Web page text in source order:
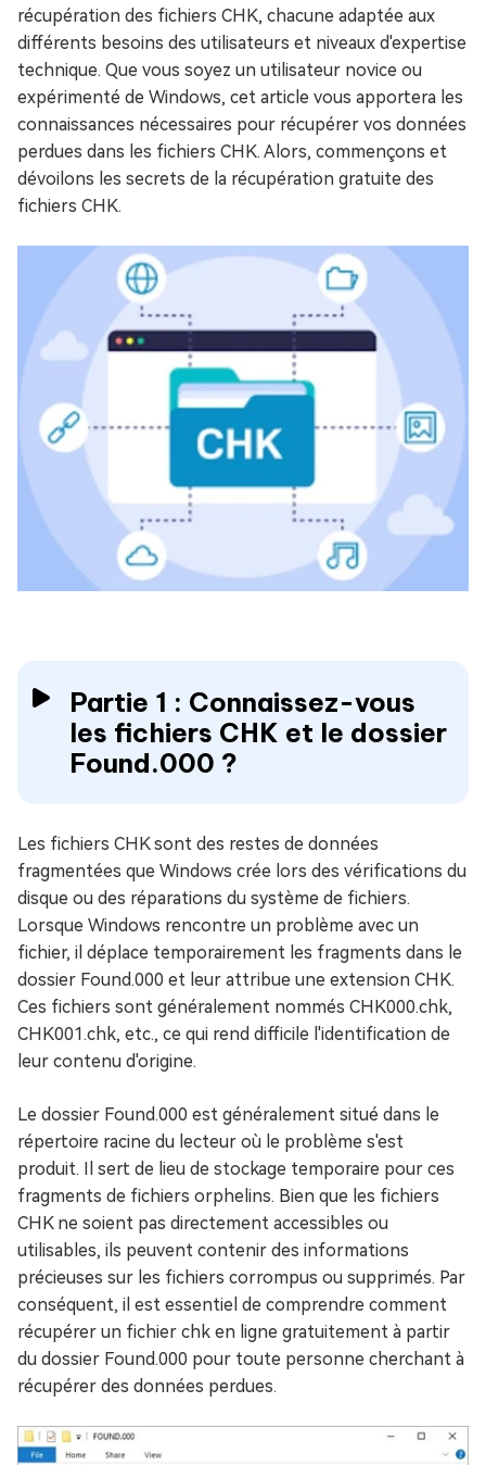
récupération des fichiers CHK, chacune adaptée aux
différents besoins des utilisateurs et niveaux d'expertise
technique. Que vous soyez un utilisateur novice ou
expérimenté de Windows, cet article vous apportera les
connaissances nécessaires pour récupérer vos données
perdues dans les fichiers CHK. Alors, commençons et
dévoilons les secrets de la récupération gratuite des
fichiers CHK.
Partie 1 : Connaissez-vous
les fichiers CHK et le dossier
Found.000 ?
Les fichiers CHK sont des restes de données
fragmentées que Windows crée lors des vérifications du
disque ou des réparations du système de fichiers.
Lorsque Windows rencontre un problème avec un
fichier, il déplace temporairement les fragments dans le
dossier Found.000 et leur attribue une extension CHK.
Ces fichiers sont généralement nommés CHK000.chk,
CHK001.chk, etc., ce qui rend difficile l'identification de
leur contenu d'origine.
Le dossier Found.000 est généralement situé dans le
répertoire racine du lecteur où le problème s'est
produit. Il sert de lieu de stockage temporaire pour ces
fragments de fichiers orphelins. Bien que les fichiers
CHK ne soient pas directement accessibles ou
utilisables, ils peuvent contenir des informations
précieuses sur les fichiers corrompus ou supprimés. Par
conséquent, il est essentiel de comprendre comment
récupérer un fichier chk en ligne gratuitement à partir
du dossier Found.000 pour toute personne cherchant à
récupérer des données perdues.